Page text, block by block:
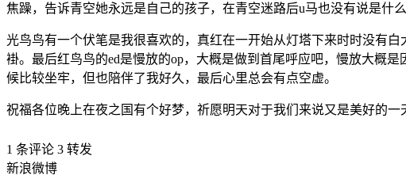
焦躁，告诉青空她永远是自己的孩子，在青空迷路后u马也没有说是什
光鸟鸟有一个伏笔是我很喜欢的，真红在一开始从灯塔下来时时没有
褂。最后红鸟鸟的ed是慢放的op，大概是做到首尾呼应吧，慢放大概
候比较坐牢，但也陪伴了我好久，最后心里总会有点空虚。
祝福各位晚上在夜之国有个好梦，祈愿明天对于我们来说又是美好的一
1 条评论 3 转发
新浪微博